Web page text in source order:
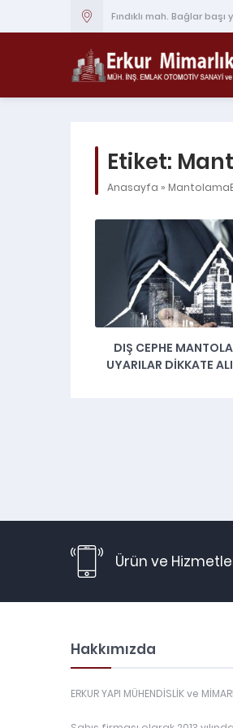
Fındıklı mah. Bağlar başı
Etiket:
Anasayfa »
DIŞ CEPHE
UYARILAR DIKKATE
Ürün ve
Hakkımızda
ERKUR YAPI MÜHENDİSLİK ve